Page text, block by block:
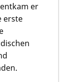
er
erste